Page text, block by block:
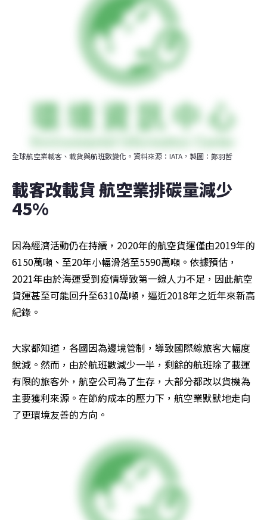
全球航空業載客、載貨與航班數變化。資料來源：IATA，製圖：鄭羽哲
載客改載貨 航空業排碳量減少
45%
因為經濟活動仍在持續，2020年的航空貨運僅由2019年的
6150萬噸、至20年小幅滑落至5590萬噸。依據預估，
2021年由於海運受到疫情導致第一線人力不足，因此航空
貨運甚至可能回升至6310萬噸，逼近2018年之近年來新高
紀錄。
大家都知道，各國因為邊境管制，導致國際線旅客大幅度
銳減。然而，由於航班數減少一半，剩餘的航班除了載運
有限的旅客外，航空公司為了生存，大部分都改以貨機為
主要獲利來源。在節約成本的壓力下，航空業默默地走向
了更環境友善的方向。